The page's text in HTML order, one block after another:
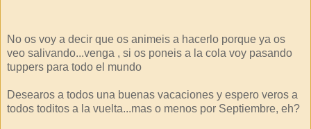
No os voy a decir que os animeis a hacerlo porque ya os
veo salivando...venga , si os poneis a la cola voy pasando
tuppers para todo el mundo
Desearos a todos una buenas vacaciones y espero veros a
todos toditos a la vuelta...mas o menos por Septiembre, eh?